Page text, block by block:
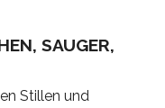
SAUGER,
Stillen und